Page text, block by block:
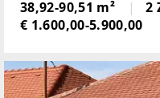
den DANUBEFLATS
begehrtesten
38,92-90,51 m²
2
€ 1.600,00-5.900,00